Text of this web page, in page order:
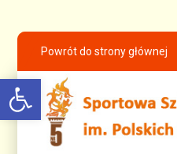
Open toolbar
Powrót do strony głównej